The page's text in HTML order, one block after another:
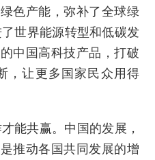
色产能，弥补了全球绿
世界能源转型和低碳发
中国高科技产品，打破
，让更多国家民众用得
能共赢。中国的发展，
推动各国共同发展的增